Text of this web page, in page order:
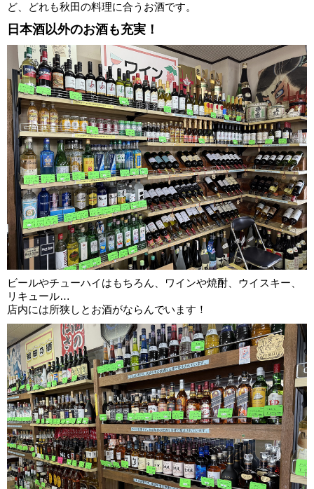
ど、どれも秋田の料理に合うお酒です。
日本酒以外のお酒も充実！
ビールやチューハイはもちろん、ワインや焼酎、ウイスキー、
リキュール…
店内には所狭しとお酒がならんでいます！